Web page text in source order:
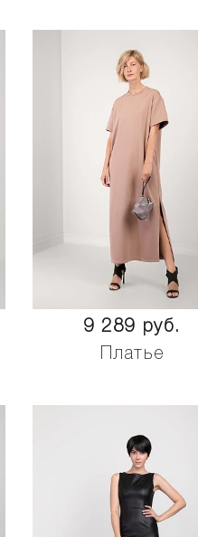
9 289 руб.
Платье